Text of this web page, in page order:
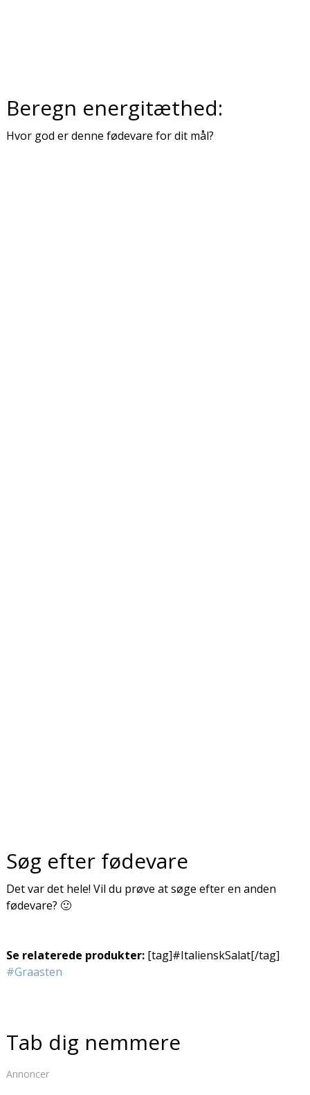
Beregn energitæthed:
Hvor god er denne fødevare for dit mål?
Søg efter fødevare
Det var det hele! Vil du prøve at søge efter en anden
fødevare? 🙂
Se relaterede produkter:[tag]#ItalienskSalat[/tag]
#Graasten
Tab dig nemmere
Annoncer